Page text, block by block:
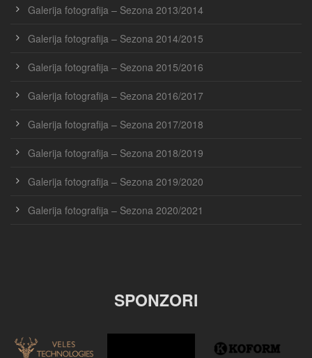
Galerija fotografija – Sezona 2013/2014
Galerija fotografija – Sezona 2014/2015
Galerija fotografija – Sezona 2015/2016
Galerija fotografija – Sezona 2016/2017
Galerija fotografija – Sezona 2017/2018
Galerija fotografija – Sezona 2018/2019
Galerija fotografija – Sezona 2019/2020
Galerija fotografija – Sezona 2020/2021
SPONZORI